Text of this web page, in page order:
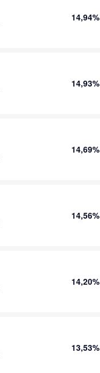
14,94%
14,93%
14,69%
14,56%
14,20%
13,53%